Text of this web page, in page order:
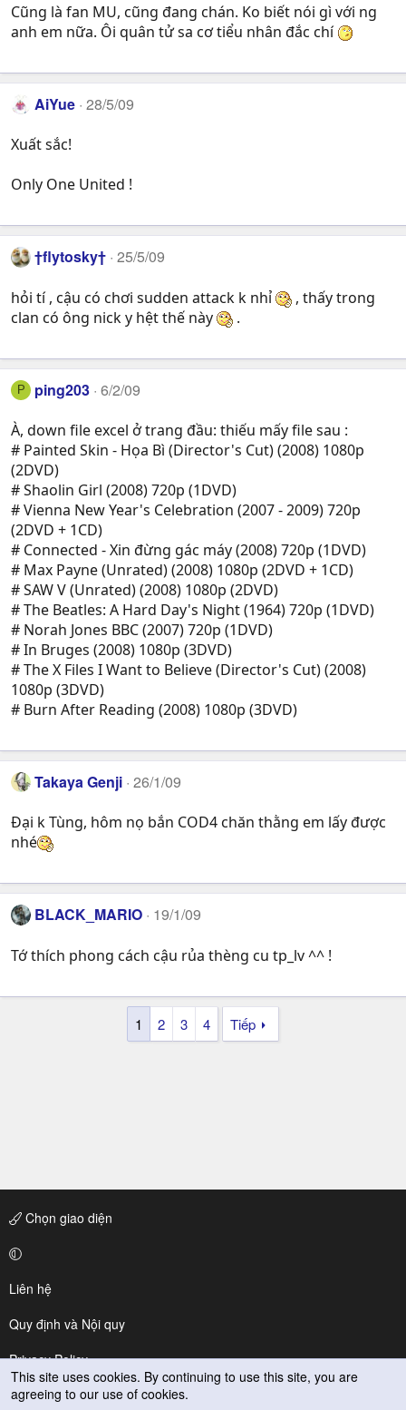
Cũng là fan MU, cũng đang chán. Ko biết nói gì với ng
anh em nữa. Ôi quân tử sa cơ tiểu nhân đắc chí
AiYue 28/5/09
Xuất sắc!
Only One United !
†flytosky† 25/5/09
hỏi tí , cậu có chơi sudden attack k nhỉ
, thấy trong
clan có ông nick y hệt thế này
.
P ping203 6/2/09
À, down file excel ở trang đầu: thiếu mấy file sau :
# Painted Skin - Họa Bì (Director's Cut) (2008) 1080p
(2DVD)
# Shaolin Girl (2008) 720p (1DVD)
# Vienna New Year's Celebration (2007 - 2009) 720p
(2DVD + 1CD)
# Connected - Xin đừng gác máy (2008) 720p (1DVD)
# Max Payne (Unrated) (2008) 1080p (2DVD + 1CD)
# SAW V (Unrated) (2008) 1080p (2DVD)
# The Beatles: A Hard Day's Night (1964) 720p (1DVD)
# Norah Jones BBC (2007) 720p (1DVD)
# In Bruges (2008) 1080p (3DVD)
# The X Files I Want to Believe (Director's Cut) (2008)
1080p (3DVD)
# Burn After Reading (2008) 1080p (3DVD)
Takaya Genji 26/1/09
Đại k Tùng, hôm nọ bắn COD4 chăn thằng em lấy được
nhé
BLACK_MARIO 19/1/09
Tớ thích phong cách cậu rủa thèng cu tp_lv ^^ !
1 2 3 4 Tiếp
Chọn giao diện
Liên hệ
Quy định và Nội quy
Privacy Policy
Trợ giúp
This site uses cookies. By continuing to use this site, you are
agreeing to our use of cookies.